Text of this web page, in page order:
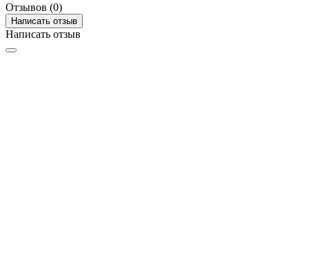
Отзывов (0)
Написать отзыв
Написать отзыв